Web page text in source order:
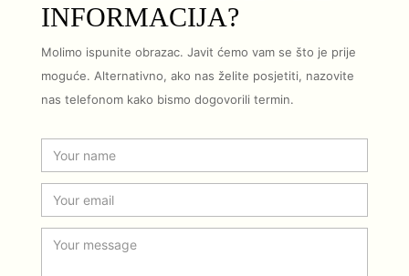
INFORMACIJA?
Molimo ispunite obrazac. Javit ćemo vam se što je prije
moguće. Alternativno, ako nas želite posjetiti, nazovite
nas telefonom kako bismo dogovorili termin.